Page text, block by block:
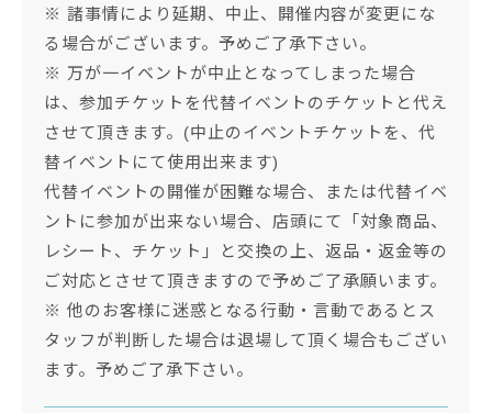
※ 諸事情により延期、中止、開催内容が変更にな
る場合がございます。予めご了承下さい。
※ 万が一イベントが中止となってしまった場合
は、参加チケットを代替イベントのチケットと代え
させて頂きます。(中止のイベントチケットを、代
替イベントにて使用出来ます)
代替イベントの開催が困難な場合、または代替イベ
ントに参加が出来ない場合、店頭にて「対象商品、
レシート、チケット」と交換の上、返品・返金等の
ご対応とさせて頂きますので予めご了承願います。
※ 他のお客様に迷惑となる行動・言動であるとス
タッフが判断した場合は退場して頂く場合もござい
ます。予めご了承下さい。